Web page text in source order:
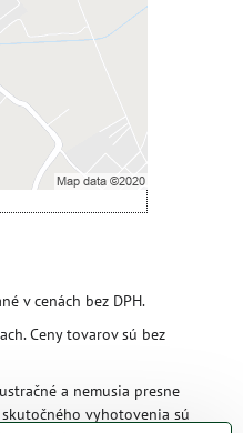
s druhom
okne
v cenách bez DPH.
Ceny tovarov sú bez
a nemusia presne
vyhotovenia sú